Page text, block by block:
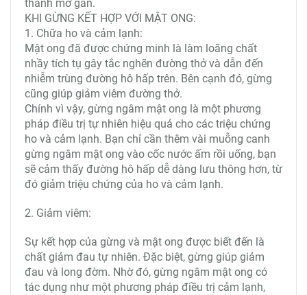
thành mỡ gan.
KHI GỪNG KẾT HỢP VỚI MẬT ONG:
1. Chữa ho và cảm lạnh:
Mật ong đã được chứng minh là làm loãng chất
nhầy tích tụ gây tắc nghẽn đường thở và dẫn đến
nhiễm trùng đường hô hấp trên. Bên cạnh đó, gừng
cũng giúp giảm viêm đường thở.
Chính vì vậy, gừng ngâm mật ong là một phương
pháp điều trị tự nhiên hiệu quả cho các triệu chứng
ho và cảm lạnh. Bạn chỉ cần thêm vài muỗng canh
gừng ngâm mật ong vào cốc nước ấm rồi uống, bạn
sẽ cảm thấy đường hô hấp dễ dàng lưu thông hơn, từ
đó giảm triệu chứng của ho và cảm lạnh.
2. Giảm viêm:
Sự kết hợp của gừng và mật ong được biết đến là
chất giảm đau tự nhiên. Đặc biệt, gừng giúp giảm
đau và long đờm. Nhờ đó, gừng ngâm mật ong có
tác dụng như một phương pháp điều trị cảm lạnh,